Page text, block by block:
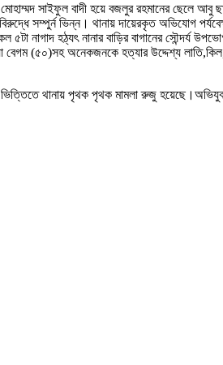
সাইফুল বাদী হয়ে বজলুর রহমানের ছেলে
সম্পুর্ন ভিন্ন। থানায় দায়েরকৃত অভিযোগ
নাগাদ হঠ্যৎ নানার বাড়ির বাগানের সৌন্দর্য
(৫০)সহ অনেকজনকে হত্যার উদ্দেশ্য
ভিত্তিতে থানায় পৃথক পৃথক মামলা রুজু